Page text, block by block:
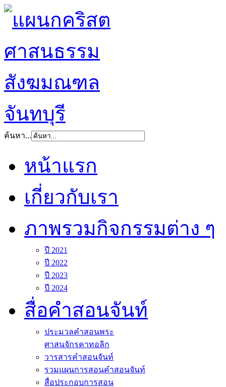
ค้นหา...
หน้าแรก
เกี่ยวกับเรา
ภาพรวมกิจกรรมต่าง ๆ
ปี 2021
ปี 2022
ปี 2023
ปี 2024
สื่อคำสอนจันท์
ประมวลคำสอนพระ
ศาสนจักรคาทอลิก
วารสารคำสอนจันท์
รวมแผนการสอนคำสอนจันท์
สื่อประกอบการสอน